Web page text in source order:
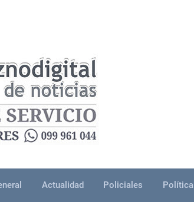
Actualidad Policiales Política